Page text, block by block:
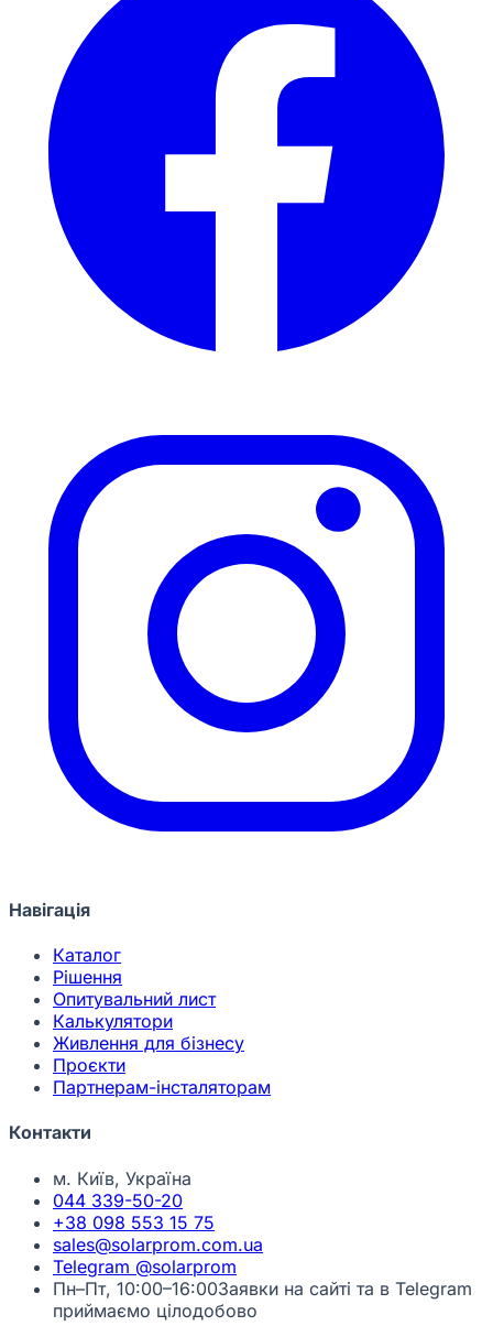
Навігація
Каталог
Рішення
Опитувальний лист
Калькулятори
Живлення для бізнесу
Проєкти
Партнерам-інсталяторам
Контакти
м. Київ, Україна
044 339-50-20
+38 098 553 15 75
sales@solarprom.com.ua
Telegram @solarprom
Пн–Пт, 10:00–16:00Заявки на сайті та в Telegram
приймаємо цілодобово